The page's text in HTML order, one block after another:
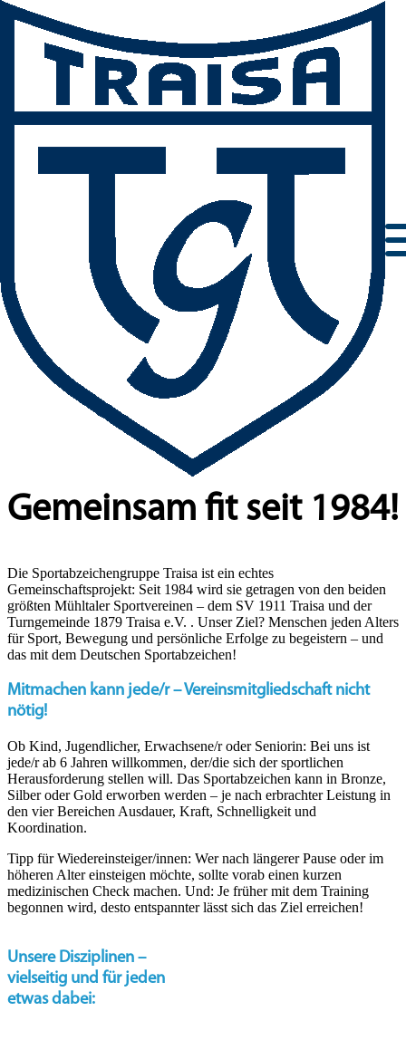
Sportabzeichen
Gemeinsam fit seit 1984!
Die Sportabzeichengruppe Traisa ist ein echtes
Gemeinschaftsprojekt: Seit 1984 wird sie getragen von den beiden
größten Mühltaler Sportvereinen – dem SV 1911 Traisa und der
Turngemeinde 1879 Traisa e.V. . Unser Ziel? Menschen jeden Alters
für Sport, Bewegung und persönliche Erfolge zu begeistern – und
das mit dem Deutschen Sportabzeichen!
Mitmachen kann jede/r – Vereinsmitgliedschaft nicht
nötig!
Ob Kind, Jugendlicher, Erwachsene/r oder Seniorin: Bei uns ist
jede/r ab 6 Jahren willkommen, der/die sich der sportlichen
Herausforderung stellen will. Das Sportabzeichen kann in Bronze,
Silber oder Gold erworben werden – je nach erbrachter Leistung in
den vier Bereichen Ausdauer, Kraft, Schnelligkeit und
Koordination.
Tipp für Wiedereinsteiger/innen: Wer nach längerer Pause oder im
höheren Alter einsteigen möchte, sollte vorab einen kurzen
medizinischen Check machen. Und: Je früher mit dem Training
begonnen wird, desto entspannter lässt sich das Ziel erreichen!
Unsere Disziplinen –
vielseitig und für jeden
etwas dabei: